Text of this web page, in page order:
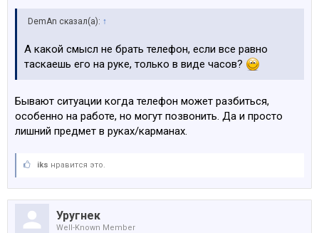
DemAn сказал(а): ↑
А какой смысл не брать телефон, если все равно
таскаешь его на руке, только в виде часов?
Бывают ситуации когда телефон может разбиться,
особенно на работе, но могут позвонить. Да и просто
лишний предмет в руках/карманах.
iks нравится это.
Уругнек
Well-Known Member